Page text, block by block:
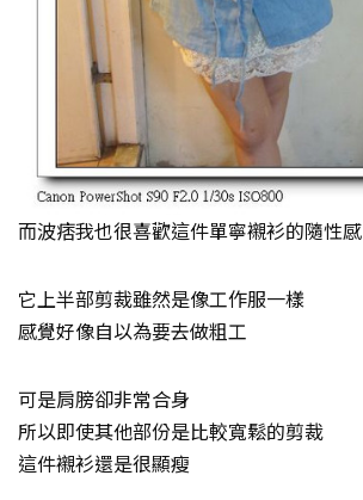
而波痞我也很喜歡這件單寧襯衫的隨性感
它上半部剪裁雖然是像工作服一樣
感覺好像自以為要去做粗工
可是肩膀卻非常合身
所以即使其他部份是比較寬鬆的剪裁
這件襯衫還是很顯瘦